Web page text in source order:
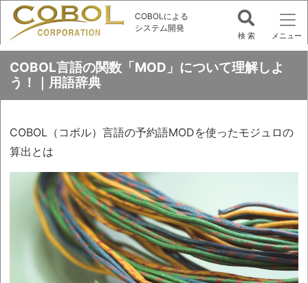
COBOLによる
システム開発
COBOL言語の関数「MOD」について理解しよ
う！｜用語辞典
COBOL（コボル）言語の予約語MODを使ったモジュロの
算出とは